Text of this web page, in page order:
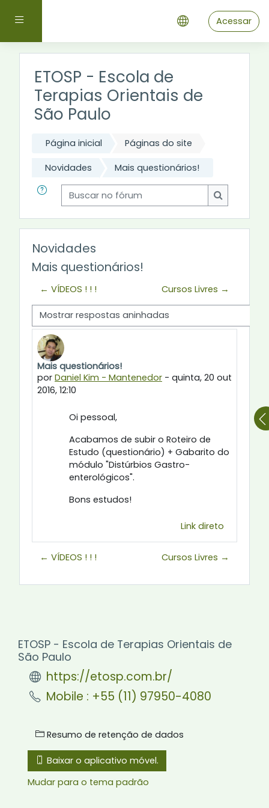
Painel lateral Acessar
ETOSP - Escola de
Terapias Orientais de
São Paulo
Página inicial Páginas do site
Novidades
Mais questionários!
Buscar no fórum
Buscar no
Novidades
Mais questionários!
← VÍDEOS ! ! ! Cursos Livres →
Modo de visualização
Mais questionários!
por Daniel Kim - Mantenedor - quinta, 20 out
2016, 12:10
Número de respostas: 0
Oi pessoal,
Acabamos de subir o Roteiro de
Estudo (questionário) + Gabarito do
módulo "Distúrbios Gastro-
enterológicos".
Bons estudos!
Link direto
← VÍDEOS ! ! ! Cursos Livres →
ETOSP - Escola de Terapias Orientais de
São Paulo
https://etosp.com.br/
Mobile : +55 (11) 97950-4080
Resumo de retenção de dados
Baixar o aplicativo móvel.
Mudar para o tema padrão